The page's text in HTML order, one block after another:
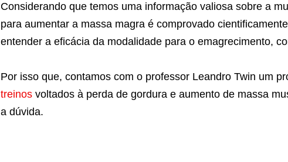
Considerando que temos uma informação valiosa sobre a
para aumentar a massa magra é comprovado
entender a eficácia da modalidade para o emagrecimento,
Por isso que, contamos com o professor Leandro Twin um
treinosvoltados à perda de gordura e aumento de massa
a dúvida.